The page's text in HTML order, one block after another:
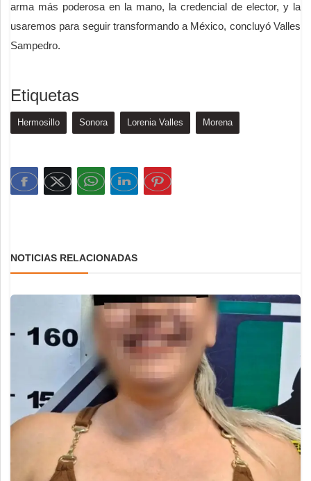
arma más poderosa en la mano, la credencial de elector, y la
usaremos para seguir transformando a México, concluyó Valles
Sampedro.
Etiquetas
Hermosillo Sonora Lorenia Valles Morena
NOTICIAS RELACIONADAS